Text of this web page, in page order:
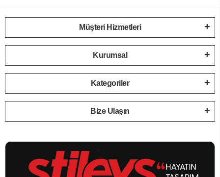
Müşteri Hizmetleri
Kurumsal
Kategoriler
Bize Ulaşın